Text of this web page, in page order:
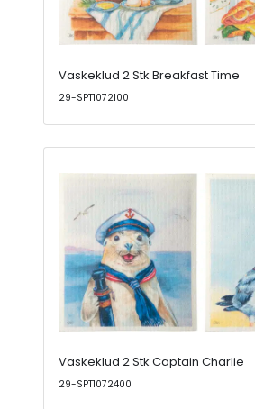
Vaskeklud 2 Stk Breakfast Time
29-SPT1072100
Vaskeklud 2 Stk Captain Charlie
29-SPT1072400